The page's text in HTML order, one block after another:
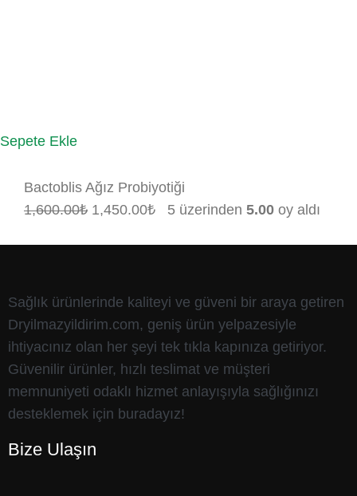
Sepete Ekle
Bactoblis Ağız Probiyotiği
1,600.00₺ 1,450.00₺ 5 üzerinden 5.00 oy aldı
Sağlık ürünlerinde kaliteyi ve güveni bir araya getiren
Dryilmazyildirim.com, geniş ürün yelpazesiyle
ihtiyacınız olan her şeyi tek tıkla kapınıza getiriyor.
Güvenilir ürünler, hızlı teslimat ve müşteri
memnuniyeti odaklı hizmet anlayışıyla sağlığınızı
desteklemek için buradayız!
Bize Ulaşın